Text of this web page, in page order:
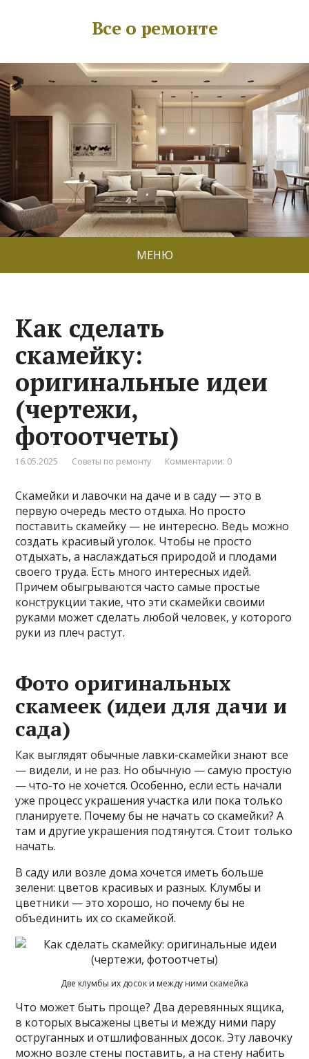
Все о ремонте
МЕНЮ
Как сделать
скамейку:
оригинальные идеи
(чертежи,
фотоотчеты)
16.05.2025 Советы по ремонту Комментарии: 0
Скамейки и лавочки на даче и в саду — это в
первую очередь место отдыха. Но просто
поставить скамейку — не интересно. Ведь можно
создать красивый уголок. Чтобы не просто
отдыхать, а наслаждаться природой и плодами
своего труда. Есть много интересных идей.
Причем обыгрываются часто самые простые
конструкции такие, что эти скамейки своими
руками может сделать любой человек, у которого
руки из плеч растут.
Фото оригинальных
скамеек (идеи для дачи и
сада)
Как выглядят обычные лавки-скамейки знают все
— видели, и не раз. Но обычную — самую простую
— что-то не хочется. Особенно, если есть начали
уже процесс украшения участка или пока только
планируете. Почему бы не начать со скамейки? А
там и другие украшения подтянутся. Стоит только
начать.
В саду или возле дома хочется иметь больше
зелени: цветов красивых и разных. Клумбы и
цветники — это хорошо, но почему бы не
объединить их со скамейкой.
Две клумбы их досок и между ними скамейка
Что может быть проще? Два деревянных ящика,
в которых высажены цветы и между ними пару
оструганных и отшлифованных досок. Эту лавочку
можно возле стены поставить, а на стену набить